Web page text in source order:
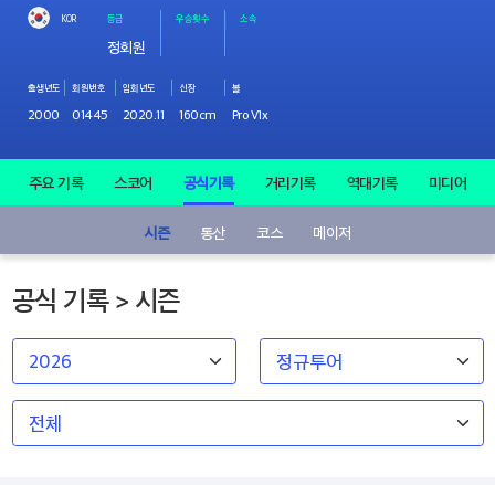
KOR 등급
정회원
우승횟수 소속
출생년도
2000
회원번호
01445
입회년도
2020.11
신장
160cm
볼
Pro V1x
주요 기록 스코어 공식기록 거리기록 역대기록 미디어
시즌 통산 코스 메이저
공식 기록 > 시즌